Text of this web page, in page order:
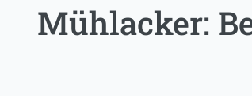
Mühlacker: